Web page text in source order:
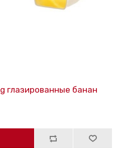
глазированные банан